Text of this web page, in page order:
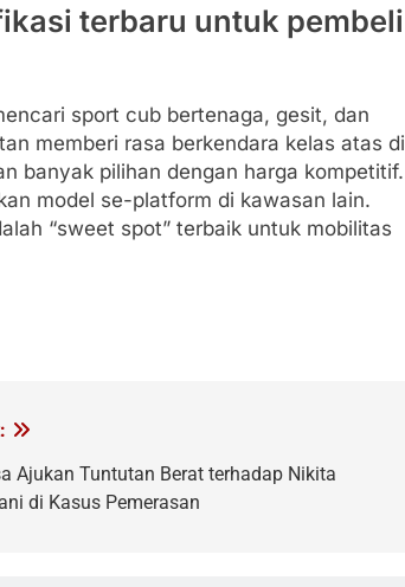
terbaru untuk pembeli
sport cub bertenaga, gesit, dan
memberi rasa berkendara kelas atas di
banyak pilihan dengan harga kompetitif.
model se-platform di kawasan lain.
“sweet spot” terbaik untuk mobilitas
Ajukan Tuntutan Berat terhadap Nikita
di Kasus Pemerasan